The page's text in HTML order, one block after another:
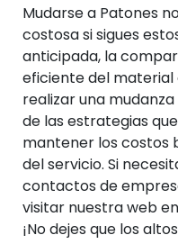
Mudarse a Patones
costosa si sigues
anticipada, la
eficiente del material
realizar una
de las estrategias
mantener los costos
del servicio. Si
contactos de
visitar nuestra web en
¡No dejes que los